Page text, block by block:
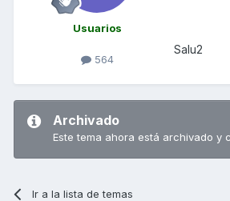
Usuarios
564
Salu2
Archivado
Este tema ahora está archivado y
Ir a la lista de temas